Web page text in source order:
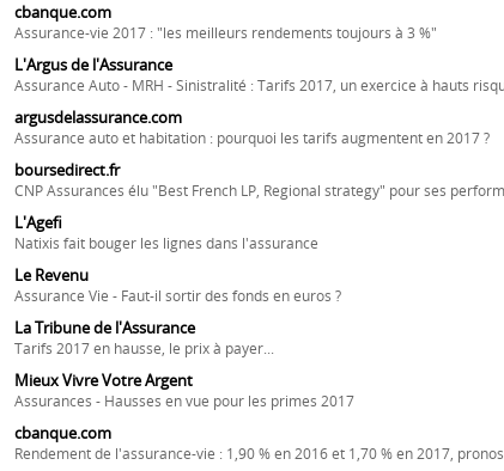
cbanque.com
Assurance-vie 2017 : "les meilleurs rendements toujours à 3 %"
L'Argus de l'Assurance
Assurance Auto - MRH - Sinistralité : Tarifs 2017, un exercice à hauts
argusdelassurance.com
Assurance auto et habitation : pourquoi les tarifs augmentent en 2017 ?
boursedirect.fr
CNP Assurances élu "Best French LP, Regional strategy" pour ses
L'Agefi
Natixis fait bouger les lignes dans l'assurance
Le Revenu
Assurance Vie - Faut-il sortir des fonds en euros ?
La Tribune de l'Assurance
Tarifs 2017 en hausse, le prix à payer...
Mieux Vivre Votre Argent
Assurances - Hausses en vue pour les primes 2017
cbanque.com
Rendement de l'assurance-vie : 1,90 % en 2016 et 1,70 % en 2017,